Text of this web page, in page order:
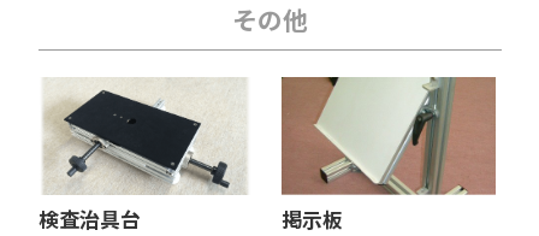
その他
検査治具台 掲示板